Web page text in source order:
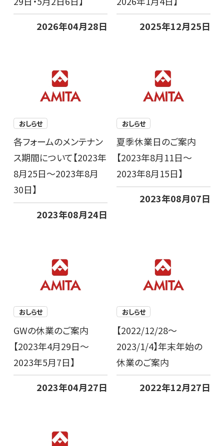
2026年04月28日
2025年12月25日
おしらせ
各フォームのメンテナン
ス期間について【2023年
8月25日～2023年8月
30日】
2023年08月24日
おしらせ
夏季休業日のご案内
【2023年8月11日～
2023年8月15日】
2023年08月07日
おしらせ
GWの休業のご案内
【2023年4月29日～
2023年5月7日】
2023年04月27日
おしらせ
【2022/12/28～
2023/1/4】年末年始の
休業のご案内
2022年12月27日